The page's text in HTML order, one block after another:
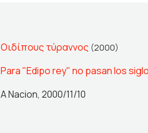
Οιδίπους τύραννος (2000)
Para "Edipo rey" no pasan los
A Nacion, 2000/11/10